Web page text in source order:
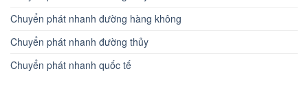
Chuyển phát nhanh đường hàng không
Chuyển phát nhanh đường thủy
Chuyển phát nhanh quốc tế